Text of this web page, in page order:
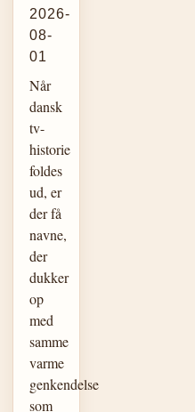
2026-
08-
01
Når
dansk
tv-
historie
foldes
ud, er
der få
navne,
der
dukker
op
med
samme
varme
genkendelse
som